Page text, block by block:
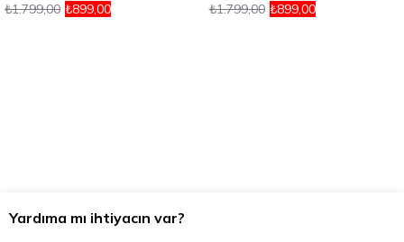
₺899,00
₺1.799,00
₺899,00
₺1.799,00
Yardıma mı ihtiyacın var?